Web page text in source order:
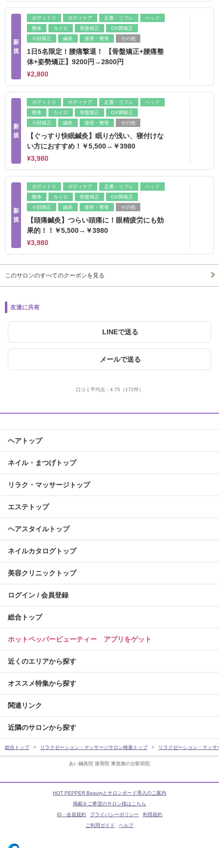
あい鍼灸院 接骨院 東急旗の台駅前院
新
規
ボディトリ ボディケア 足裏・リフレ
ヘッド
整体
カイロ 骨盤矯正
OX脚矯正
小顔矯正
鍼灸 接骨・整骨 その他
1日5名限定！腰痛撃退！ 【骨盤矯正+腰痛整
体+姿勢矯正】9200円→2800円
¥2,800
新
規
ボディトリ ボディケア 足裏・リフレ
ヘッド
整体
カイロ 骨盤矯正
OX脚矯正
小顔矯正
鍼灸 接骨・整骨 その他
【ぐっすり快眠鍼灸】眠りが浅い、寝付けな
い方におすすめ！￥5,500→￥3980
¥3,980
新
規
ボディトリ ボディケア 足裏・リフレ
ヘッド
整体
カイロ 骨盤矯正
OX脚矯正
小顔矯正
鍼灸 接骨・整骨 その他
【頭痛鍼灸】つらい頭痛に！眼精疲労にも効
果的！！￥5,500→￥3980
¥3,980
このサロンのすべてのクーポンを見る
友達に共有
LINEで送る
メールで送る
口コミ平均点： 4.75 （172件）
ヘアトップ
ネイル・まつげトップ
リラク・マッサージトップ
エステトップ
ヘアスタイルトップ
ネイルカタログトップ
美容クリニックトップ
ログイン / 会員登録
総合トップ
ホットペッパービューティー アプリをゲット
近くのエリアから探す
オススメ特集から探す
関連リンク
近隣のサロンから探す
総合トップ リラクゼーション・マッサージサロン検索トップ リラクゼーション・マッ
HOT PEPPER Beautyとサロンボード導入のご案内
掲載をご希望のサロン様はこちら
ID・会員規約
プライバシーポリシー
利用規約
ご利用ガイド
ヘルプ